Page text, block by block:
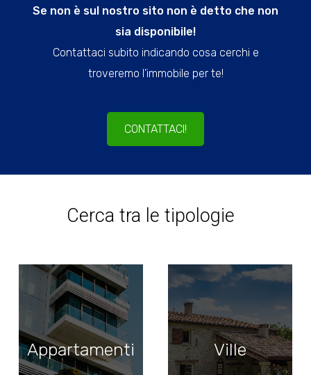
Se non è sul nostro sito non è detto che non
sia disponibile!
Contattaci subito indicando cosa cerchi e
troveremo l’immobile per te!
CONTATTACI!
Cerca tra le tipologie
Appartamenti Ville